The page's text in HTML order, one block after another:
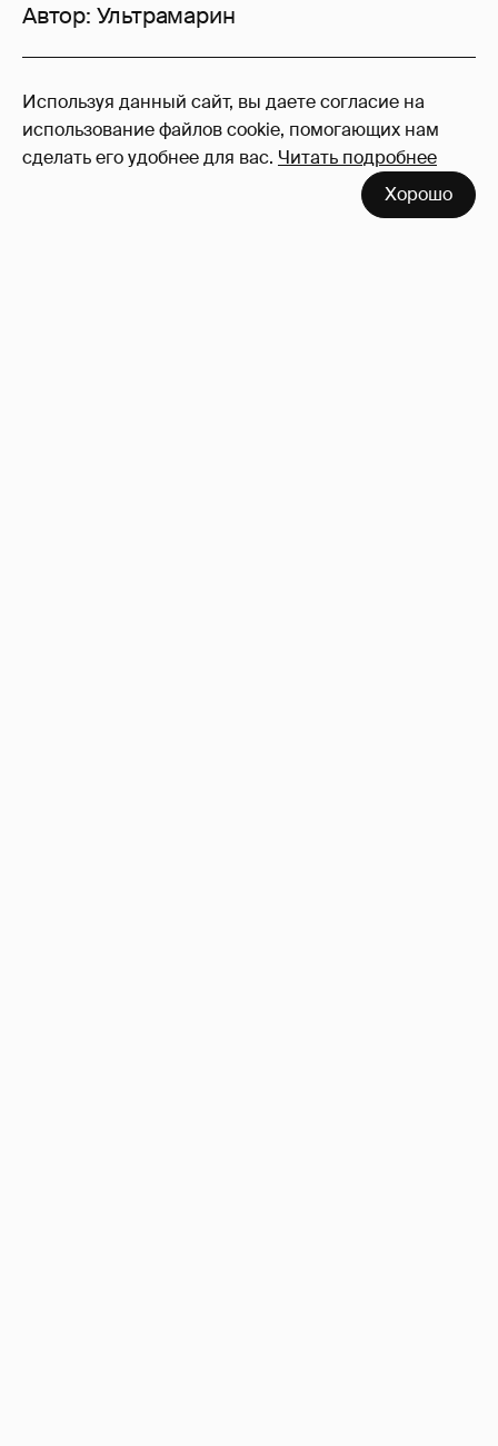
Используя данный сайт, вы даете согласие на
использование файлов cookie, помогающих нам
сделать его удобнее для вас. Читать подробнее
Хорошо
Автор: Ультрамарин
12
Войдите в аккаунт, чтобы читать и
оставлять комментарии